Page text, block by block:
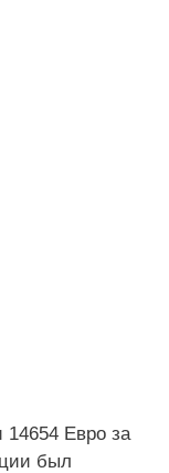
14654 Евро за
был